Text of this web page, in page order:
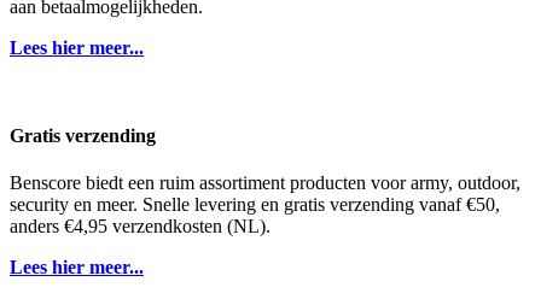
aan betaalmogelijkheden.
Lees hier meer...
Gratis verzending
Benscore biedt een ruim assortiment producten voor army, outdoor,
security en meer. Snelle levering en gratis verzending vanaf €50,
anders €4,95 verzendkosten (NL).
Lees hier meer...